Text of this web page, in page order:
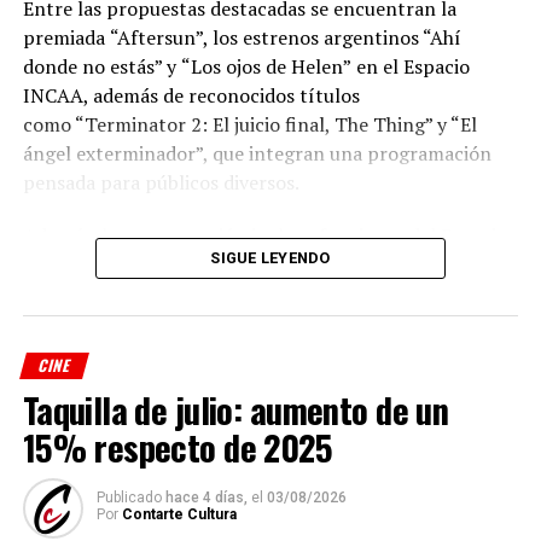
Entre las propuestas destacadas se encuentran la
premiada “Aftersun”, los estrenos argentinos “Ahí
donde no estás” y “Los ojos de Helen” en el Espacio
INCAA, además de reconocidos títulos
como “Terminator 2: El juicio final, The Thing” y “El
ángel exterminador”, que integran una programación
pensada para públicos diversos.
Además, la programación incluye funciones del Espacio
INCAA y de los ciclos “Misa Nocturna”, “Videódromo”,
“Cine y Cuarentena”, “Cineclub”, “Freakshow”,
“Proyecciones Terrestres” y “Cinefilia”, conformando
una agenda que combina cine de autor, producciones
contemporáneas, clásicos restaurados y películas de
culto.
Las proyecciones se llevan a cabo en la sala del Cine
Select, ubicada en el Centro Municipal de las Artes
SIGUE LEYENDO
CINE
Taquilla de julio: aumento de un
15% respecto de 2025
Publicado hace 4 días, el 03/08/2026
Por Contarte Cultura